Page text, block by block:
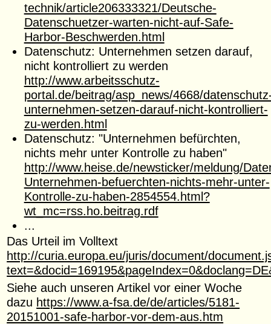
technik/article206333321/Deutsche-
Datenschuetzer-warten-nicht-auf-Safe-
Harbor-Beschwerden.html
Datenschutz: Unternehmen setzen darauf,
nicht kontrolliert zu werden
http://www.arbeitsschutz-
portal.de/beitrag/asp_news/4668/
unternehmen-setzen-darauf-nicht-kontrolliert-
zu-werden.html
Datenschutz: "Unternehmen befürchten,
nichts mehr unter Kontrolle zu haben"
http://www.heise.de/newsticker/meldung/
Unternehmen-befuerchten-nichts-mehr-unter-
Kontrolle-zu-haben-2854554.html?
wt_mc=rss.ho.beitrag.rdf
...
Das Urteil im Volltext
http://curia.europa.eu/juris/document/
Siehe auch unseren Artikel vor einer Woche
dazu https://www.a-fsa.de/de/articles/5181-
20151001-safe-harbor-vor-dem-aus.htm